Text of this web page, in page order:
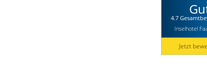
4.7
Inselhotel
Jetzt